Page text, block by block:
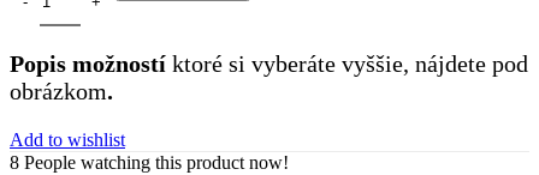
Popis možností ktoré si vyberáte vyššie, nájdete pod
obrázkom.
Add to wishlist
8 People watching this product now!